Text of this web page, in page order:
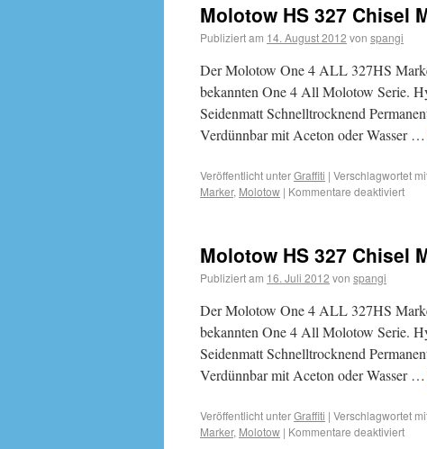
Molotow HS 327 Chisel
Publiziert am 14. August 2012 von spangi
Der Molotow One 4 ALL 327HS
bekannten One 4 All Molotow Serie.
Seidenmatt Schnelltrocknend
Verdünnbar mit Aceton oder Wasser …
Veröffentlicht unterGraffiti | Verschlagwortet
Marker, Molotow | Kommentare deaktiviert
Molotow HS 327 Chisel
Publiziert am 16. Juli 2012 von spangi
Der Molotow One 4 ALL 327HS
bekannten One 4 All Molotow Serie.
Seidenmatt Schnelltrocknend
Verdünnbar mit Aceton oder Wasser …
Veröffentlicht unterGraffiti | Verschlagwortet
Marker, Molotow | Kommentare deaktiviert